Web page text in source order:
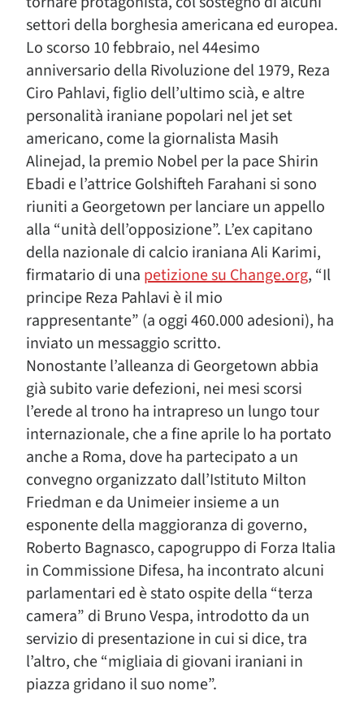
settori della borghesia americana ed europea.
Lo scorso 10 febbraio, nel 44esimo
anniversario della Rivoluzione del 1979, Reza
Ciro Pahlavi, figlio dell’ultimo scià, e altre
personalità iraniane popolari nel jet set
americano, come la giornalista Masih
Alinejad, la premio Nobel per la pace Shirin
Ebadi e l’attrice Golshifteh Farahani si sono
riuniti a Georgetown per lanciare un appello
alla “unità dell’opposizione”. L’ex capitano
della nazionale di calcio iraniana Ali Karimi,
firmatario di una petizione su Change.org, “Il
principe Reza Pahlavi è il mio
rappresentante” (a oggi 460.000 adesioni), ha
inviato un messaggio scritto.
Nonostante l’alleanza di Georgetown abbia
già subito varie defezioni, nei mesi scorsi
l’erede al trono ha intrapreso un lungo tour
internazionale, che a fine aprile lo ha portato
anche a Roma, dove ha partecipato a un
convegno organizzato dall’Istituto Milton
Friedman e da Unimeier insieme a un
esponente della maggioranza di governo,
Roberto Bagnasco, capogruppo di Forza Italia
in Commissione Difesa, ha incontrato alcuni
parlamentari ed è stato ospite della “terza
camera” di Bruno Vespa, introdotto da un
servizio di presentazione in cui si dice, tra
l’altro, che “migliaia di giovani iraniani in
piazza gridano il suo nome”.